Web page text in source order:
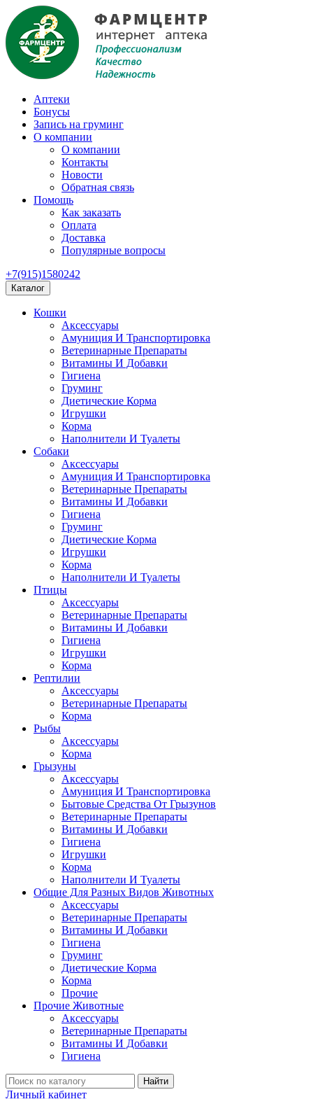
Аптеки
Бонусы
Запись на груминг
О компании
О компании
Контакты
Новости
Обратная связь
Помощь
Как заказать
Оплата
Доставка
Популярные вопросы
+7(915)1580242
Каталог
Кошки
Аксессуары
Амуниция И Транспортировка
Ветеринарные Препараты
Витамины И Добавки
Гигиена
Груминг
Диетические Корма
Игрушки
Корма
Наполнители И Туалеты
Собаки
Аксессуары
Амуниция И Транспортировка
Ветеринарные Препараты
Витамины И Добавки
Гигиена
Груминг
Диетические Корма
Игрушки
Корма
Наполнители И Туалеты
Птицы
Аксессуары
Ветеринарные Препараты
Витамины И Добавки
Гигиена
Игрушки
Корма
Рептилии
Аксессуары
Ветеринарные Препараты
Корма
Рыбы
Аксессуары
Корма
Грызуны
Аксессуары
Амуниция И Транспортировка
Бытовые Средства От Грызунов
Ветеринарные Препараты
Витамины И Добавки
Гигиена
Игрушки
Корма
Наполнители И Туалеты
Общие Для Разных Видов Животных
Аксессуары
Ветеринарные Препараты
Витамины И Добавки
Гигиена
Груминг
Диетические Корма
Корма
Прочие
Прочие Животные
Аксессуары
Ветеринарные Препараты
Витамины И Добавки
Гигиена
Найти
Личный кабинет